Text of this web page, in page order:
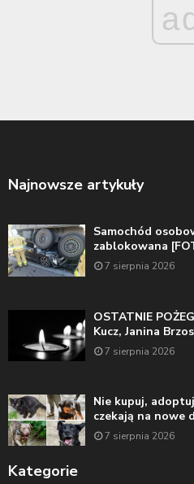
Najnowsze artykuły
Samochód
zablokowana
7 sierpnia 2026
OSTATNIE
Kucz, Janina
7 sierpnia 2026
Nie kupuj,
czekają na nowe
7 sierpnia 2026
Kategorie